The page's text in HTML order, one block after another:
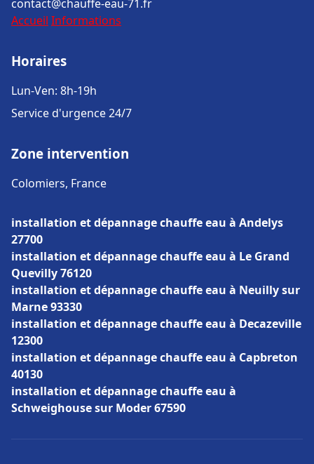
contact@chauffe-eau-71.fr
Accueil Informations
Horaires
Lun-Ven: 8h-19h
Service d'urgence 24/7
Zone intervention
Colomiers, France
installation et dépannage chauffe eau à Andelys
27700
installation et dépannage chauffe eau à Le Grand
Quevilly 76120
installation et dépannage chauffe eau à Neuilly sur
Marne 93330
installation et dépannage chauffe eau à Decazeville
12300
installation et dépannage chauffe eau à Capbreton
40130
installation et dépannage chauffe eau à
Schweighouse sur Moder 67590